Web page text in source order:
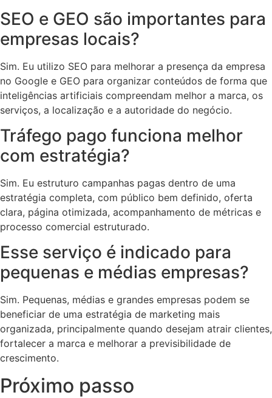
SEO e GEO são importantes para
empresas locais?
Sim. Eu utilizo SEO para melhorar a presença da empresa
no Google e GEO para organizar conteúdos de forma que
inteligências artificiais compreendam melhor a marca, os
serviços, a localização e a autoridade do negócio.
Tráfego pago funciona melhor
com estratégia?
Sim. Eu estruturo campanhas pagas dentro de uma
estratégia completa, com público bem definido, oferta
clara, página otimizada, acompanhamento de métricas e
processo comercial estruturado.
Esse serviço é indicado para
pequenas e médias empresas?
Sim. Pequenas, médias e grandes empresas podem se
beneficiar de uma estratégia de marketing mais
organizada, principalmente quando desejam atrair clientes,
fortalecer a marca e melhorar a previsibilidade de
crescimento.
Próximo passo